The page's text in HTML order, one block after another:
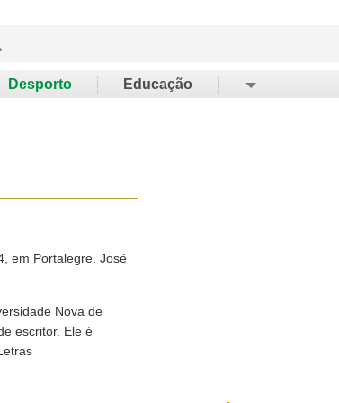
Desporto Educação
em Portalegre. José
Nova de
escritor. Ele é